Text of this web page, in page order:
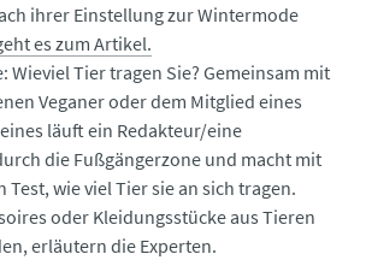
ihrer Einstellung zur Wintermode
es zum Artikel.
Wieviel Tier tragen Sie? Gemeinsam mit
Veganer oder dem Mitglied eines
läuft ein Redakteur/eine
die Fußgängerzone und macht mit
Test, wie viel Tier sie an sich tragen.
oder Kleidungsstücke aus Tieren
erläutern die Experten.